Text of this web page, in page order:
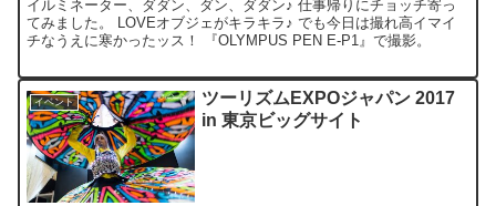
イルミネーター、ダダン、ダン、ダダン♪ 仕事帰りにチョッチ寄っ
てみました。 LOVEオブジェがキラキラ♪ でも今日は撮れ高イマイ
チなうえに寒かったッス！ 『OLYMPUS PEN E-P1』で撮影。
イベント
ツーリズムEXPOジャパン 2017
in 東京ビッグサイト